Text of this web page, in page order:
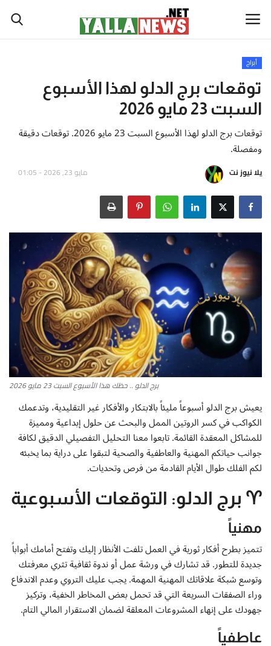
أخبار العالم
أخبار الوطن العربي
سياسة واقتصاد
رياضة
ثقافة وفن
تكنولوجيا وعلوم
صحة ولياقة
أطباق من المطابخ العربية
سياحة وسفر
منوعات عامة
من نحن
سياسة الخصوصية
رئيس التحرير
إتصل بنا
أبراج
توقعات برج الدلو لهذا الأسبوع
السبت 23 مايو 2026
توقعات برج الدلو لهذا الأسبوع السبت 23 مايو 2026. توقعات دقيقة
ومفصلة.
يلا نيوز نت مايو 23, 2026 - 01:05
برج الدلو .. حظك هذا الأسبوع السبت 23 مايو 2026
يعيش برج الدلو أسبوعاً مليئاً بالابتكار والأفكار غير التقليدية، وتدعمك
الكواكب في كسر الروتين الممل والبحث عن حلول إبداعية ومميزة
للمشاكل المعقدة القائمة. تابعوا معنا التحليل التفصيلي الدقيق لكافة
جوانب حياتكم المهنية والعاطفية والصحية لتبقوا على دراية بما يخبئه
لكم الفلك طوال الأيام القادمة من فرص وتحديات.
♈ برج الدلو: التوقعات الأسبوعية
مهنياً
تتميز بطرح أفكار ثورية في العمل تلفت الأنظار إليك وتفتح أمامك أبواباً
جديدة للتطور. قد تشارك في ورشة عمل أو ندوة ثقافية تثري معرفتك
وتوسع شبكة علاقاتك المهنية المهمة. يجب عليك التروي وعدم الاندفاع
وراء الصفقات السريعة التي قد تحمل بعض المخاطر الخفية، وتركيز
جهودك على إنهاء المشروعات المعلقة لضمان الاستقرار المالي التام.
عاطفياً